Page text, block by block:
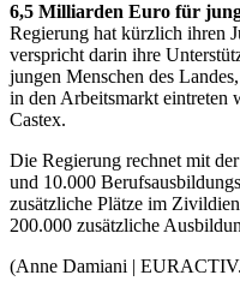
6,5 Milliarden Euro für
Regierung hat kürzlich ihren
verspricht darin ihre
jungen Menschen des
in den Arbeitsmarkt eintreten
Castex.
Die Regierung rechnet mit
und 10.000
zusätzliche Plätze im
200.000 zusätzliche
(Anne Damiani |